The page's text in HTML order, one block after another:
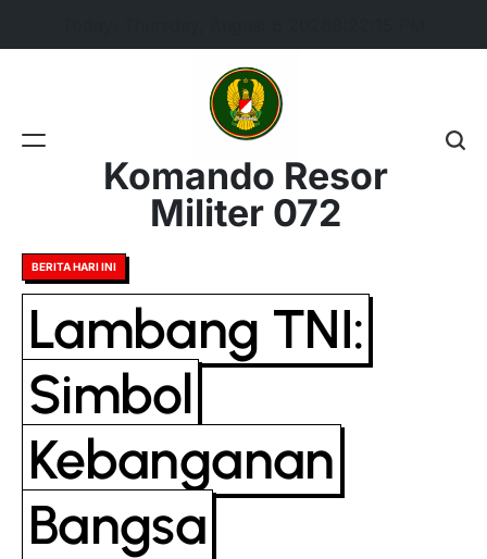
Komando Resor
Militer 072
Posted
in
BERITA HARI INI
Lambang TNI:
Simbol
Kebanganan
Bangsa